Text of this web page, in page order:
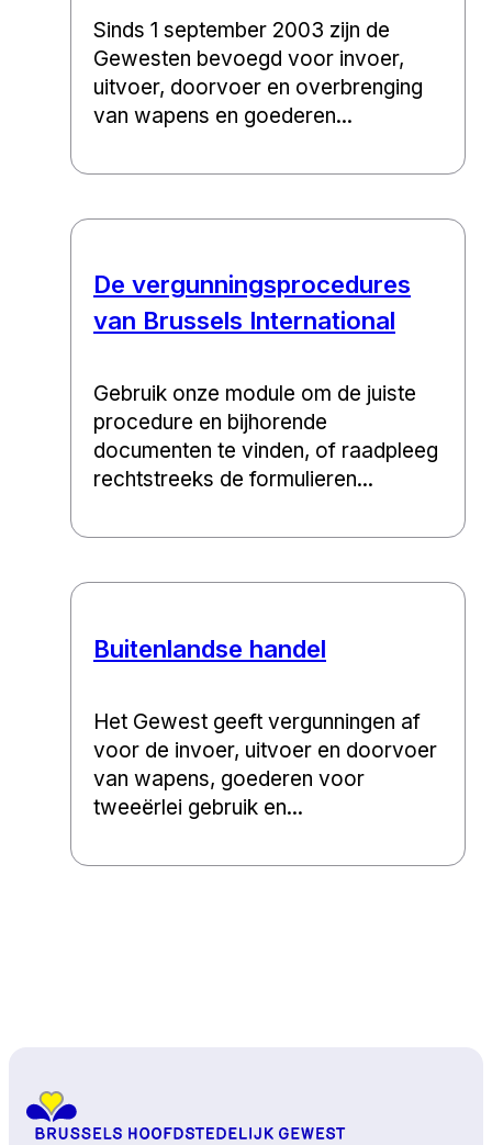
Sinds 1 september 2003 zijn de
Gewesten bevoegd voor invoer,
uitvoer, doorvoer en overbrenging
van wapens en goederen...
De vergunningsprocedures
van Brussels International
Gebruik onze module om de juiste
procedure en bijhorende
documenten te vinden, of raadpleeg
rechtstreeks de formulieren...
Buitenlandse handel
Het Gewest geeft vergunningen af
voor de invoer, uitvoer en doorvoer
van wapens, goederen voor
tweeërlei gebruik en...